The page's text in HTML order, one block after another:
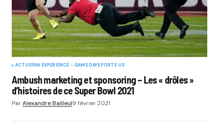
ACTUSFAN EXPERIENCE - GAME DAYSPORTS US
Ambush marketing et sponsoring – Les « drôles »
d’histoires de ce Super Bowl 2021
ParAlexandre Bailleul9 février 2021